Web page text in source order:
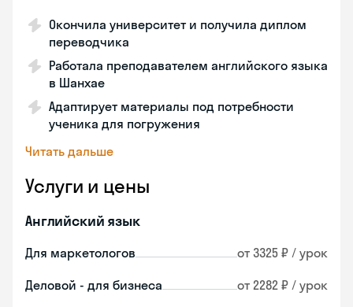
Окончила университет и получила диплом
переводчика
Работала преподавателем английского языка
в Шанхае
Адаптирует материалы под потребности
ученика для погружения
Читать дальше
Услуги и цены
Английский язык
Для маркетологов от 3325 ₽ / урок
Деловой - для бизнеса от 2282 ₽ / урок